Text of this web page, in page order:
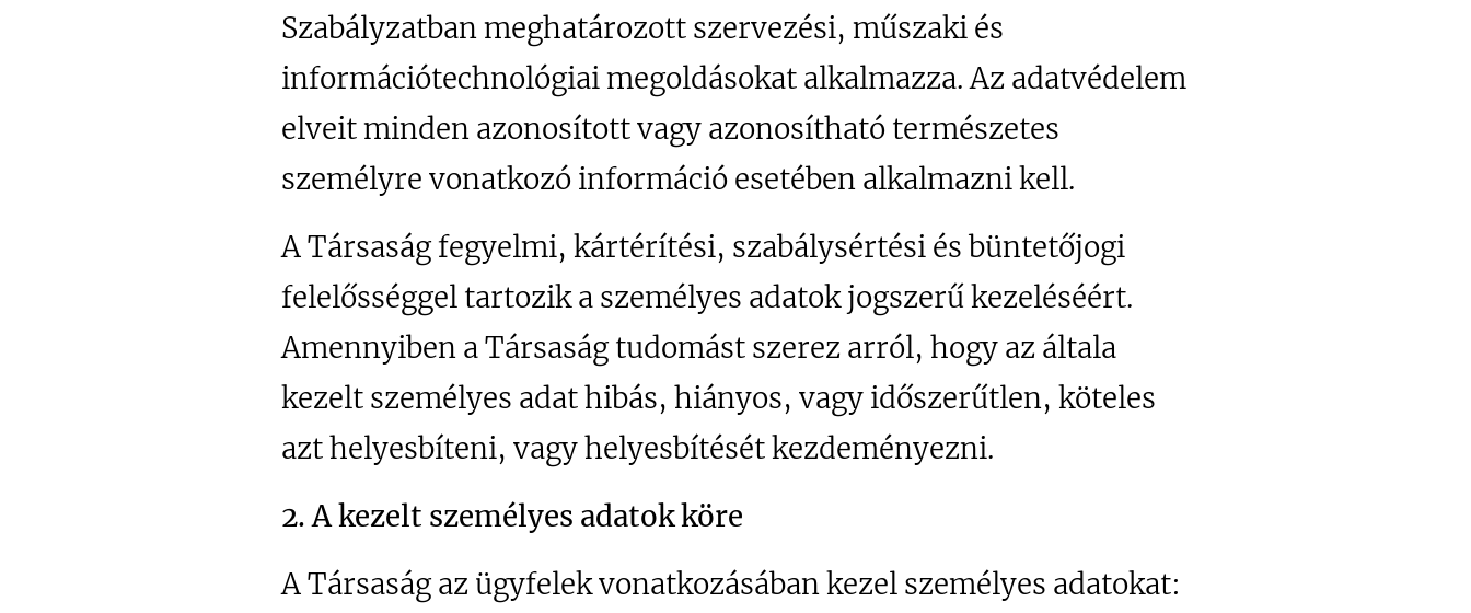
Szabályzatban meghatározott szervezési, műszaki és
információtechnológiai megoldásokat alkalmazza. Az adatvédelem
elveit minden azonosított vagy azonosítható természetes
személyre vonatkozó információ esetében alkalmazni kell.
A Társaság fegyelmi, kártérítési, szabálysértési és büntetőjogi
felelősséggel tartozik a személyes adatok jogszerű kezeléséért.
Amennyiben a Társaság tudomást szerez arról, hogy az általa
kezelt személyes adat hibás, hiányos, vagy időszerűtlen, köteles
azt helyesbíteni, vagy helyesbítését kezdeményezni.
2. A kezelt személyes adatok köre
A Társaság az ügyfelek vonatkozásában kezel személyes adatokat: